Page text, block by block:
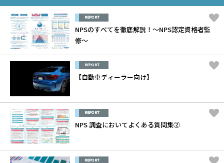
REPORT
NPSのすべてを徹底解説！～NPS認定資格者監
修～
REPORT
【自動車ディーラー向け】
REPORT
NPS 調査においてよくある質問集②
REPORT